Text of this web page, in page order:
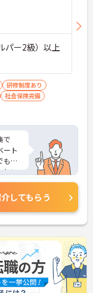
パー2級）以上
研修制度あり
社会保険完備
で
ート
も応
とい
ント
してもらう